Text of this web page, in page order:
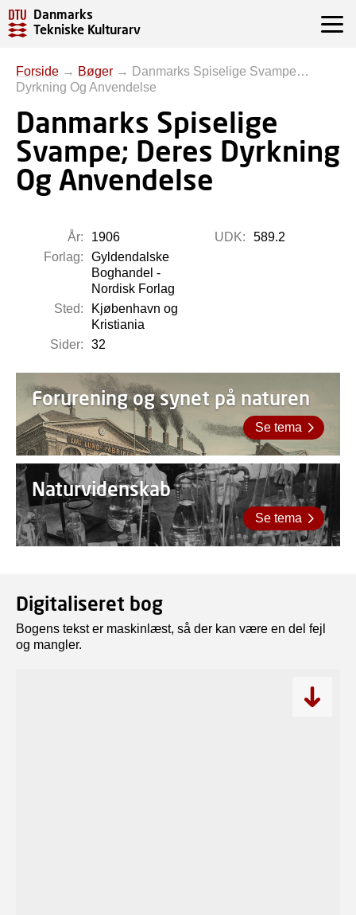
Danmarks
Tekniske Kulturarv
Forside → Bøger → Danmarks Spiselige Svampe…
Dyrkning Og Anvendelse
Danmarks Spiselige
Svampe; Deres Dyrkning
Og Anvendelse
År:
1906
Forlag:
Gyldendalske
Boghandel -
Nordisk Forlag
Sted:
Kjøbenhavn og
Kristiania
Sider:
32
UDK: 589.2
Forurening og synet på naturen
Se tema
Naturvidenskab
Se tema
Digitaliseret bog
Bogens tekst er maskinlæst, så der kan være en del fejl
og mangler.